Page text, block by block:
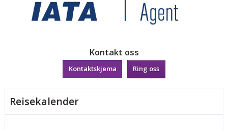
Kontakt oss
Kontaktskjema Ring oss
Reisekalender